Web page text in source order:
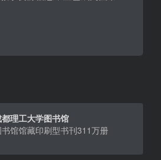
都理工大学图书馆
书馆馆藏印刷型书刊311万册